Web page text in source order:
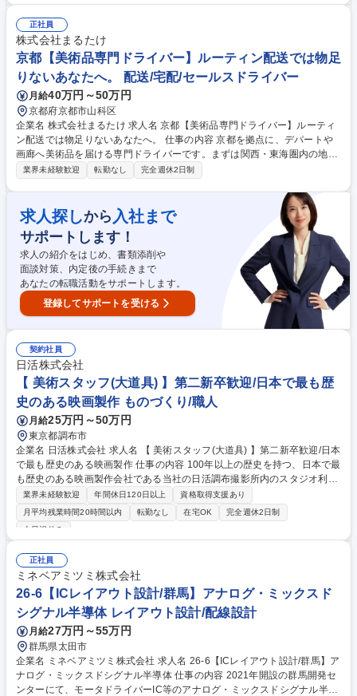
ライバーや事務スタッフへの指示出し・業務管理・育成 ■トラブル発生時
の迅速な一次対応および上長への報告 ■安全運行に関する日常管理および
業務標準の現場定着 ■会社方針の現場への共有・浸透および課長業務の補
E TEAM＞
正社員
株式会社まるたけ
京都【美術品専門ドライバー】ルーティン配送では物足
りないあなたへ。 配送/宅配/セールスドライバー
月給40万円～50万円
京都府京都市山科区
企業名 株式会社まるたけ 求人名 京都【美術品専門ドライバー】ルーティ
ン配送では物足りないあなたへ。 仕事の内容 京都を拠点に、デパートや
画廊へ美術品を届ける専門ドライバーです。まずは関西・東海圏内の地
場・中距離配送からスタート。これまでの運転経験をベースに、美術品搬
送および搬出入・梱包 ■効率的な配送ルートの構築（路面状況や振動、渋
滞を考慮したプロの選択） ■1人前になった後は、現場判断が7割の裁量権
がある働き方 ※長距離（東京便）を志望・担当される方は、さらに高待遇
での契約が可能です。 ※美術品の専門知識は不問。これまでの運転実績と
安全意識を最優先で評価します。 募集職種 京都【美術品専門ドライバ
ー】ルーティン配送では物足りないあなたへ。
業界未経験歓迎 転勤なし 完全週休2日制
求人探しから 入社まで
サポートします！
求人の紹介をはじめ、書類添削や
面談対策、内定後の手続きまで
あなたの転職活動をサポートします。
登録してサポートを受ける
契約社員
日活株式会社
【 美術スタッフ(大道具) 】第二新卒歓迎/日本で最も歴
史のある映画製作 ものづくり/職人
月給25万円～50万円
東京都調布市
企業名 日活株式会社 求人名 【 美術スタッフ(大道具) 】第二新卒歓迎/日本
で最も歴史のある映画製作 仕事の内容 100年以上の歴史を持つ、日本で最
も歴史のある映画製作会社である当社の日活調布撮影所内のスタジオ利用
の撮影に合わせて、映画やテレビ、CM、ミュージックビデオ等で使用す
るセットを製作いただきます。 大道具製作業務 【具体的な業務】 ■大道
具の製作・設営（仕込み）、撤去、メンテナンス ■作業場の清掃、材料な
け、木材カット等）※設営・撤去作業については、建物の改変（杭打ち、
アンカー固定、壁・床への穴あけ等）は一切伴いません 募集職種 【 美術
スタッフ(大道具) 】第二新卒歓迎/日本で最も歴史のある映画製作
業界未経験歓迎 年間休日120日以上
資格取得支援あり
月平均残業時間20時間以内
転勤なし 在宅OK
完全週休2日制
土日祝休み
正社員
ミネベアミツミ株式会社
26-6【ICレイアウト設計/群馬】アナログ・ミックスド
シグナル半導体 レイアウト設計/配線設計
月給27万円～55万円
群馬県太田市
企業名 ミネベアミツミ株式会社 求人名 26-6【ICレイアウト設計/群馬】ア
ナログ・ミックスドシグナル半導体 仕事の内容 2021年開設の群馬開発セ
ンターにて、モータドライバーIC等のアナログ・ミックスドシグナル半導